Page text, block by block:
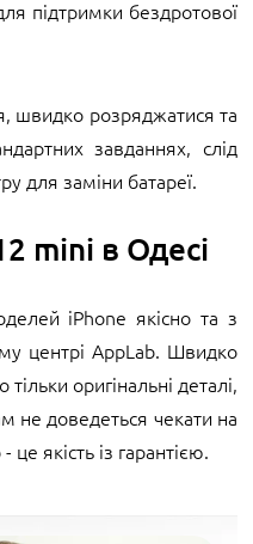
підтримки бездротової
швидко розряджатися та
завданнях, слід
для заміни батареї.
mini в Одесі
iPhone якісно та з
центрі AppLab. Швидко
оригінальні деталі,
не доведеться чекати на
якість із гарантією.